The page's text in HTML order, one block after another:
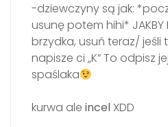
-dziewczyny są jak:
usunę potem hihi* JAKBY
brzydka, usuń teraz/
napisze ci „K” To odpisz jej
spaślaka
kurwa ale incel XDD